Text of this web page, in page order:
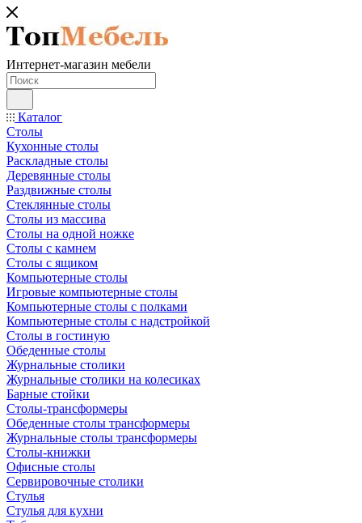
Интернет-магазин мебели
Каталог
Столы
Кухонные столы
Раскладные столы
Деревянные столы
Раздвижные столы
Стеклянные столы
Столы из массива
Столы на одной ножке
Столы с камнем
Столы с ящиком
Компьютерные столы
Игровые компьютерные столы
Компьютерные столы с полками
Компьютерные столы с надстройкой
Столы в гостиную
Обеденные столы
Журнальные столики
Журнальные столики на колесиках
Барные стойки
Столы-трансформеры
Обеденные столы трансформеры
Журнальные столы трансформеры
Столы-книжки
Офисные столы
Сервировочные столики
Стулья
Стулья для кухни